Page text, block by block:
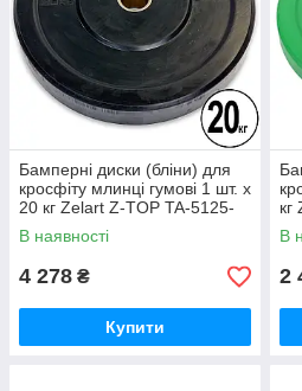
Бамперні диски (бліни) для
кросфіту млинці гумові 1 шт. х
20 кг Zelart Z-TOP TA-5125-
20 51 мм
В наявності
4 278 ₴
Купити
В
2